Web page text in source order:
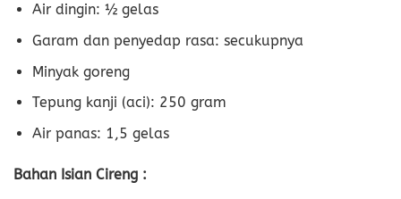
Air dingin: ½ gelas
Garam dan penyedap rasa: secukupnya
Minyak goreng
Tepung kanji (aci): 250 gram
Air panas: 1,5 gelas
Bahan Isian Cireng :